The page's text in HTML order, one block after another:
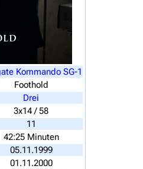
2133 346.366
Kommando SG-1
Foothold
Drei
3x14 / 58
11
42:25 Minuten
05.11.1999
01.11.2000